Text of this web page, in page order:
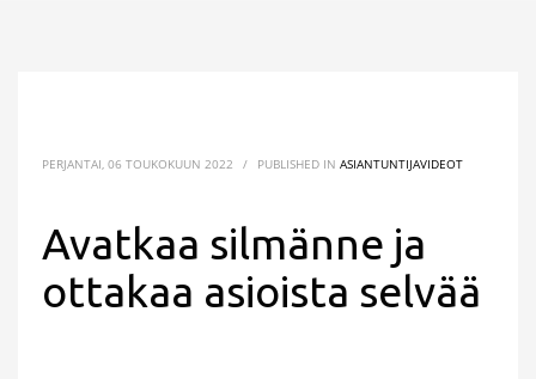
PERJANTAI, 06 TOUKOKUUN 2022 / PUBLISHED IN ASIANTUNTIJAVIDEOT
Avatkaa silmänne ja
ottakaa asioista selvää